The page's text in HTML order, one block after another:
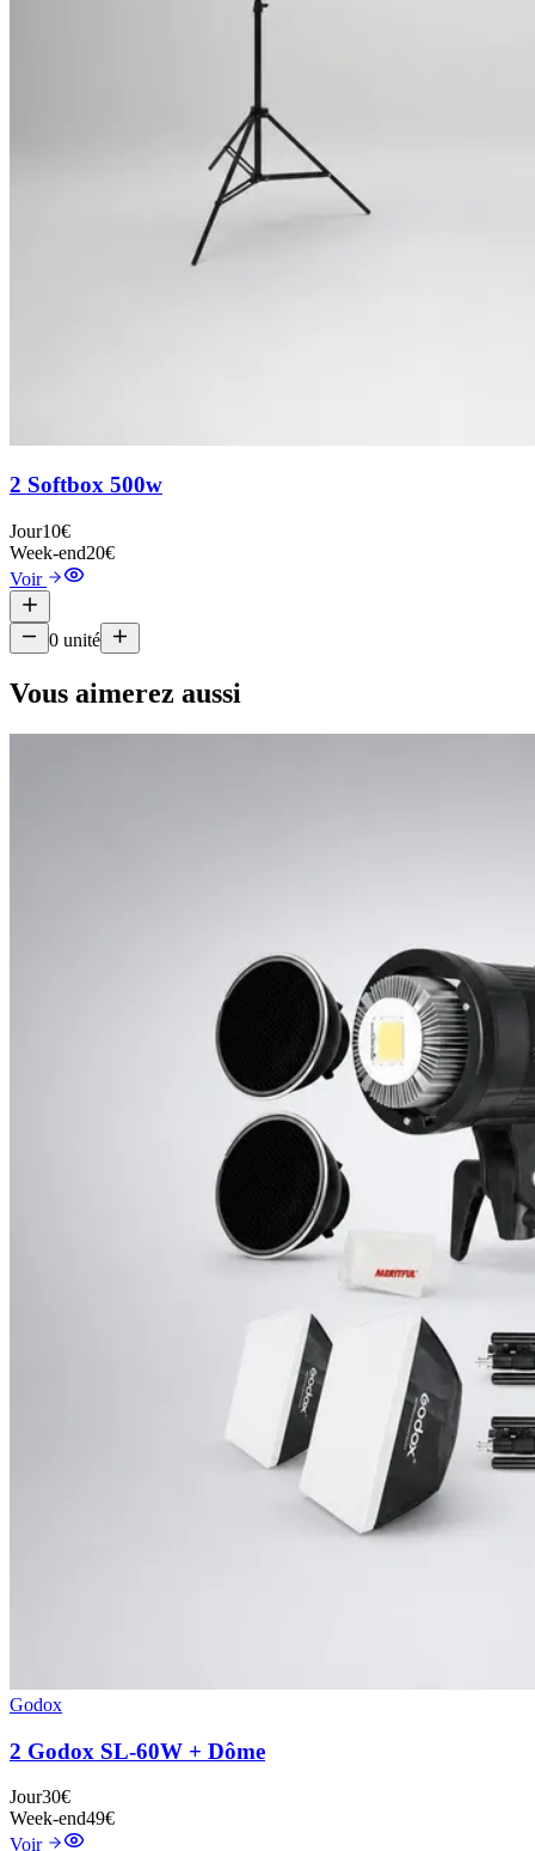
2 Softbox 500w
Jour10€
Week-end20€
Voir
0 unité
Vous aimerez aussi
Godox
2 Godox SL-60W + Dôme
Jour30€
Week-end49€
Voir